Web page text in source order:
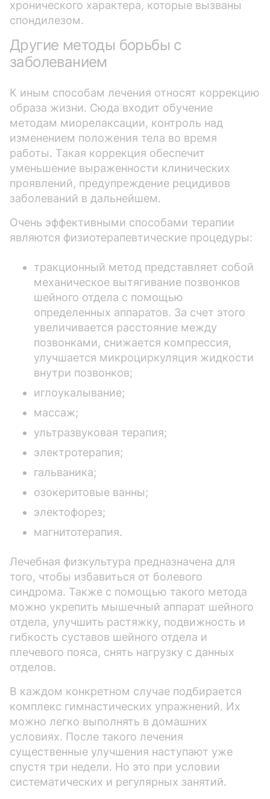
хронического характера, которые вызваны
спондилезом.
Другие методы борьбы с
заболеванием
К иным способам лечения относят коррекцию
образа жизни. Сюда входит обучение
методам миорелаксации, контроль над
изменением положения тела во время
работы. Такая коррекция обеспечит
уменьшение выраженности клинических
проявлений, предупреждение рецидивов
заболеваний в дальнейшем.
Очень эффективными способами терапии
являются физиотерапевтические процедуры:
тракционный метод представляет собой
механическое вытягивание позвонков
шейного отдела с помощью
определенных аппаратов. За счет этого
увеличивается расстояние между
позвонками, снижается компрессия,
улучшается микроциркуляция жидкости
внутри позвонков;
иглоукалывание;
массаж;
ультразвуковая терапия;
электротерапия;
гальваника;
озокеритовые ванны;
электофорез;
магнитотерапия.
Лечебная физкультура предназначена для
того, чтобы избавиться от болевого
синдрома. Также с помощью такого метода
можно укрепить мышечный аппарат шейного
отдела, улучшить растяжку, подвижность и
гибкость суставов шейного отдела и
плечевого пояса, снять нагрузку с данных
отделов.
В каждом конкретном случае подбирается
комплекс гимнастических упражнений. Их
можно легко выполнять в домашних
условиях. После такого лечения
существенные улучшения наступают уже
спустя три недели. Но это при условии
систематических и регулярных занятий.